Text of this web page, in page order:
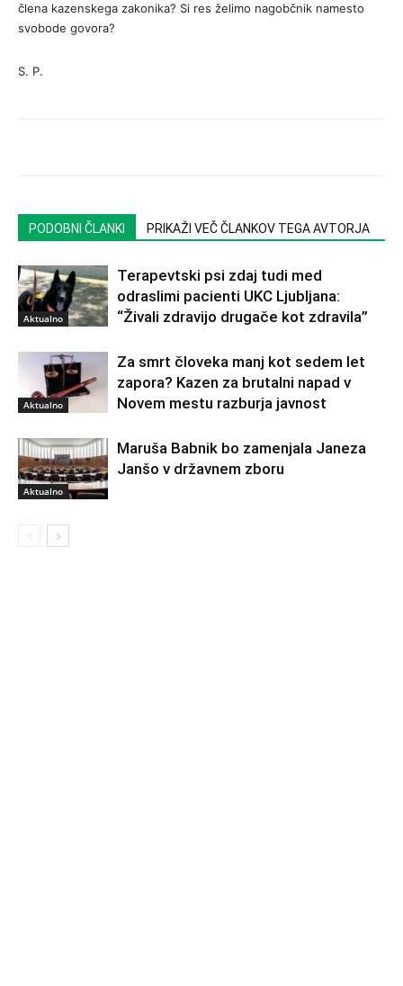
člena kazenskega zakonika? Si res želimo nagobčnik namesto
svobode govora?
S. P.
PODOBNI ČLANKI PRIKAŽI VEČ ČLANKOV TEGA AVTORJA
Aktualno
Terapevtski psi zdaj tudi med
odraslimi pacienti UKC Ljubljana:
“Živali zdravijo drugače kot zdravila”
Aktualno
Za smrt človeka manj kot sedem let
zapora? Kazen za brutalni napad v
Novem mestu razburja javnost
Aktualno
Maruša Babnik bo zamenjala Janeza
Janšo v državnem zboru